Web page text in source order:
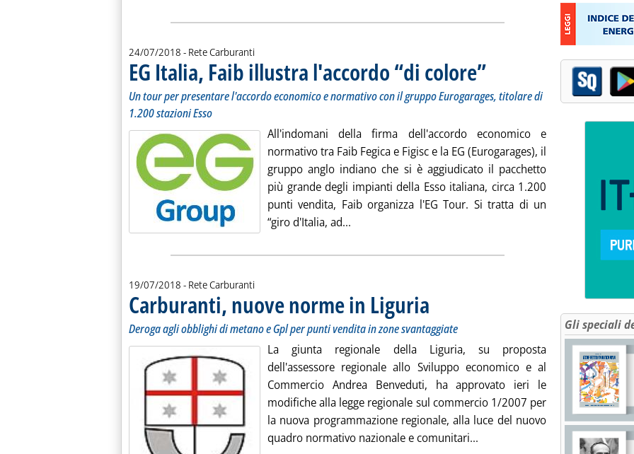
24/07/2018 - Rete Carburanti
EG Italia, Faib illustra l'accordo “di colore”. Sottotitolo: Un tour per presentare
. Pubblicata martedì 24 luglio 2018 alle
Un tour per presentare l'accordo economico e normativo con il gruppo Eurogarages, titolare di
1.200 stazioni Esso
All'indomani della firma dell'accordo economico e
normativo tra Faib Fegica e Figisc e la EG (Eurogarages), il
gruppo anglo indiano che si è aggiudicato il pacchetto
più grande degli impianti della Esso italiana, circa 1.200
punti vendita, Faib organizza l'EG Tour. Si tratta di un
“giro d'Italia, ad...
19/07/2018 - Rete Carburanti
Carburanti, nuove norme in Liguria . Sottotitolo: Deroga agli obblighi di metano e Gpl per punti
Deroga agli obblighi di metano e Gpl per punti vendita in zone svantaggiate
La giunta regionale della Liguria, su proposta
dell'assessore regionale allo Sviluppo economico e al
Commercio Andrea Benveduti, ha approvato ieri le
modifiche alla legge regionale sul commercio 1/2007 per
la nuova programmazione regionale, alla luce del nuovo
quadro normativo nazionale e comunitari... Leggi tutta la notizia:
Gli speciali